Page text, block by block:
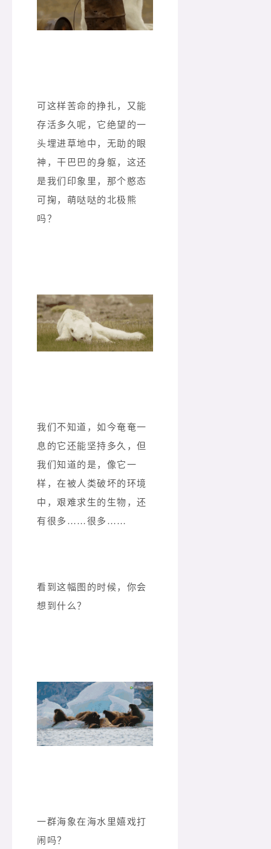
可这样苦命的挣扎，又能
存活多久呢，它绝望的一
头埋进草地中，无助的眼
神，干巴巴的身躯，这还
是我们印象里，那个憨态
可掬，萌哒哒的北极熊
吗？
我们不知道，如今奄奄一
息的它还能坚持多久，但
我们知道的是，像它一
样，在被人类破坏的环境
中，艰难求生的生物，还
有很多……很多……
看到这幅图的时候，你会
想到什么？
一群海象在海水里嬉戏打
闹吗？